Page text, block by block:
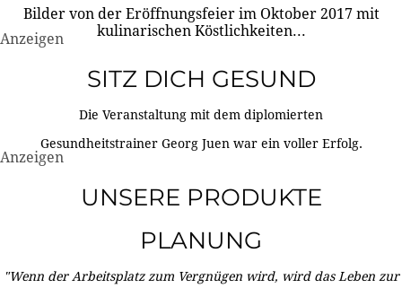
Bilder von der Eröffnungsfeier im Oktober 2017 mit
kulinarischen Köstlichkeiten...
Anzeigen
SITZ DICH GESUND
Die Veranstaltung mit dem diplomierten
Gesundheitstrainer Georg Juen war ein voller Erfolg.
Anzeigen
UNSERE PRODUKTE
PLANUNG
"Wenn der Arbeitsplatz zum Vergnügen wird, wird das Leben zur